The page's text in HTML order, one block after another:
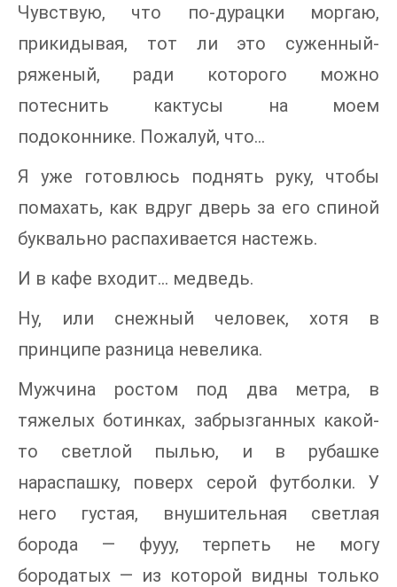
Чувствую, что по-дурацки моргаю,
прикидывая, тот ли это суженный-
ряженый, ради которого можно
потеснить кактусы на моем
подоконнике. Пожалуй, что…
Я уже готовлюсь поднять руку, чтобы
помахать, как вдруг дверь за его спиной
буквально распахивается настежь.
И в кафе входит… медведь.
Ну, или снежный человек, хотя в
принципе разница невелика.
Мужчина ростом под два метра, в
тяжелых ботинках, забрызганных какой-
то светлой пылью, и в рубашке
нараспашку, поверх серой футболки. У
него густая, внушительная светлая
борода — фууу, терпеть не могу
бородатых — из которой видны только